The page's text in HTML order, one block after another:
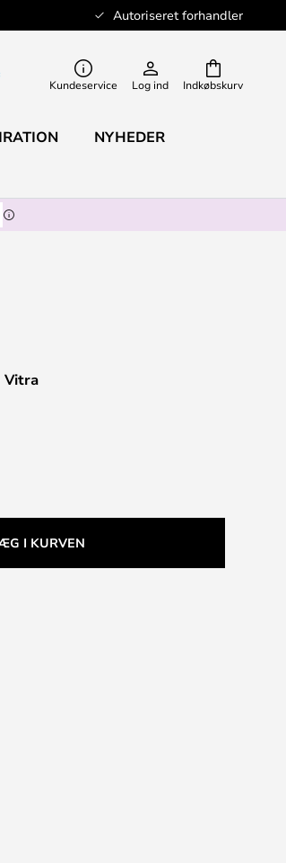
Autoriseret forhandler
Indkøbskurv
Kundeservice Log ind
NYHEDER
Vitra
I KURVEN